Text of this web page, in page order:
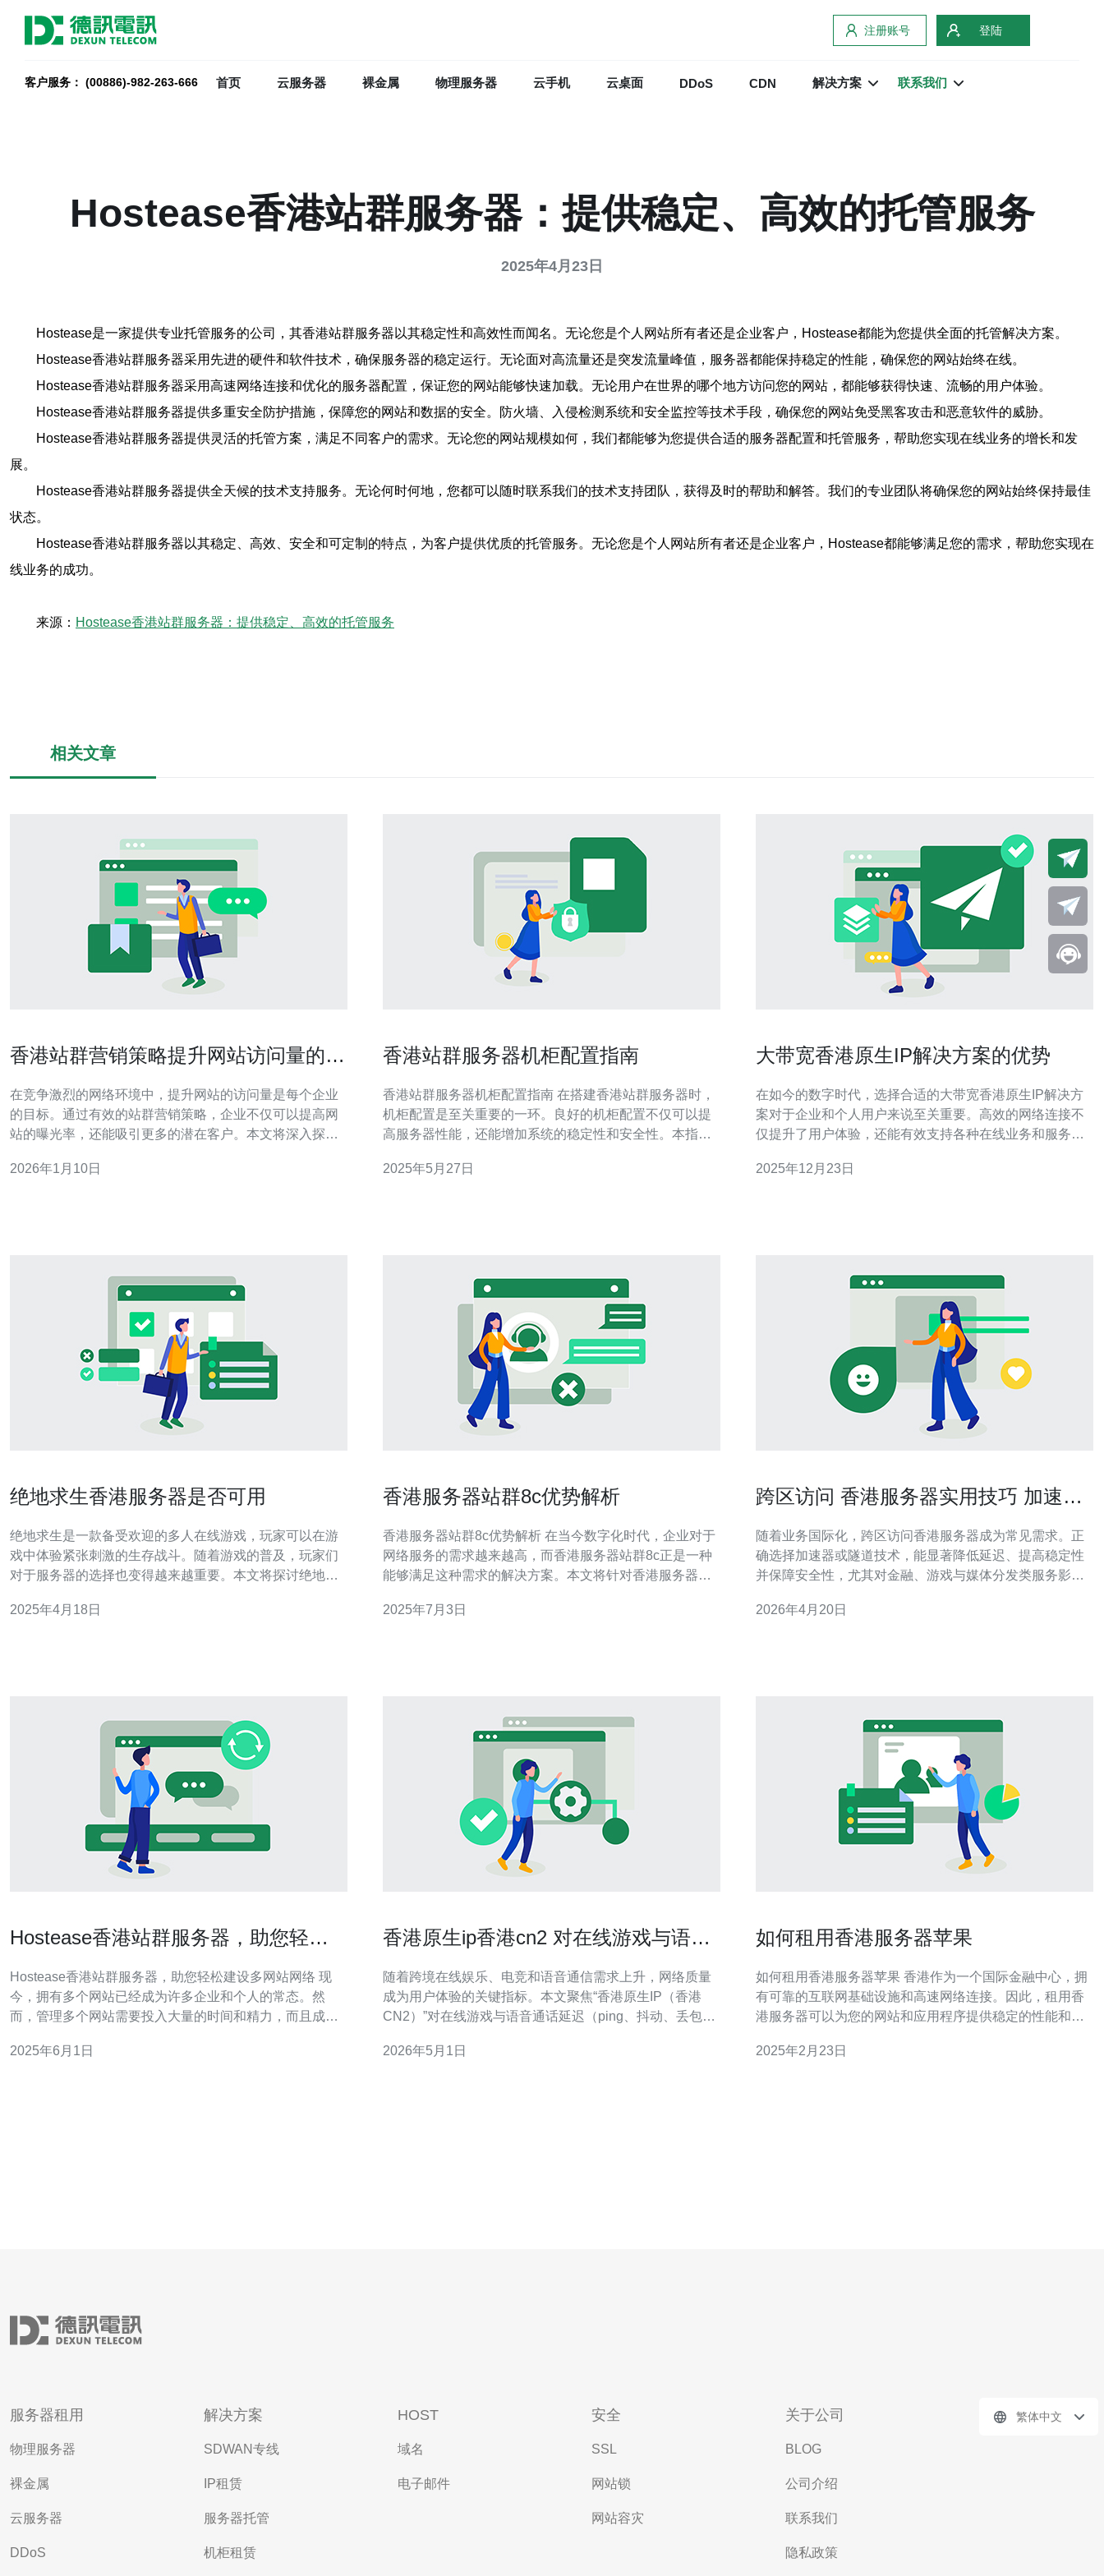
注册账号 登陆
客户服务： (00886)-982-263-666 首页 云服务器 裸金属 物理服务器 云手机 云桌面 DDoS CDN 解决方案 联系我们
Hostease香港站群服务器：提供稳定、高效的托管服务
2025年4月23日
Hostease是一家提供专业托管服务的公司，其香港站群服务器以其稳定性和高效性而闻名。无论您是个人网站所有者还是企业客户，Hostease都能为您提供全面的托管解决方案。
Hostease香港站群服务器采用先进的硬件和软件技术，确保服务器的稳定运行。无论面对高流量还是突发流量峰值，服务器都能保持稳定的性能，确保您的网站始终在线。
Hostease香港站群服务器采用高速网络连接和优化的服务器配置，保证您的网站能够快速加载。无论用户在世界的哪个地方访问您的网站，都能够获得快速、流畅的用户体验。
Hostease香港站群服务器提供多重安全防护措施，保障您的网站和数据的安全。防火墙、入侵检测系统和安全监控等技术手段，确保您的网站免受黑客攻击和恶意软件的威胁。
Hostease香港站群服务器提供灵活的托管方案，满足不同客户的需求。无论您的网站规模如何，我们都能够为您提供合适的服务器配置和托管服务，帮助您实现在线业务的增长和发
展。
Hostease香港站群服务器提供全天候的技术支持服务。无论何时何地，您都可以随时联系我们的技术支持团队，获得及时的帮助和解答。我们的专业团队将确保您的网站始终保持最佳
状态。
Hostease香港站群服务器以其稳定、高效、安全和可定制的特点，为客户提供优质的托管服务。无论您是个人网站所有者还是企业客户，Hostease都能够满足您的需求，帮助您实现在
线业务的成功。
来源： Hostease香港站群服务器：提供稳定、高效的托管服务
相关文章
香港站群营销策略提升网站访问量的有
在竞争激烈的网络环境中，提升网站的访问量是每个企业
的目标。通过有效的站群营销策略，企业不仅可以提高网
站的曝光率，还能吸引更多的潜在客户。本文将深入探讨
提供一系列实用的方法与技巧。 为什么选择站群营销？ 站
2026年1月10日
香港站群服务器机柜配置指南
香港站群服务器机柜配置指南 在搭建香港站群服务器时，
机柜配置是至关重要的一环。良好的机柜配置不仅可以提
高服务器性能，还能增加系统的稳定性和安全性。本指南
需要选择一个合适的机柜。机柜的大小、散热性能、承重
2025年5月27日
大带宽香港原生IP解决方案的优势
在如今的数字时代，选择合适的大带宽香港原生IP解决方
案对于企业和个人用户来说至关重要。高效的网络连接不
仅提升了用户体验，还能有效支持各种在线业务和服务。
了众多用户的首选。本文将从多个角度探讨大带宽香港原
2025年12月23日
绝地求生香港服务器是否可用
绝地求生是一款备受欢迎的多人在线游戏，玩家可以在游
戏中体验紧张刺激的生存战斗。随着游戏的普及，玩家们
对于服务器的选择也变得越来越重要。本文将探讨绝地求
香港作为一个国际化大都市，拥有先进的互联网基础设施
2025年4月18日
香港服务器站群8c优势解析
香港服务器站群8c优势解析 在当今数字化时代，企业对于
网络服务的需求越来越高，而香港服务器站群8c正是一种
能够满足这种需求的解决方案。本文将针对香港服务器站
适用性。 香港作为国际金融中心，拥有先进的网络基础设
2025年7月3日
跨区访问 香港服务器实用技巧 加速器
随着业务国际化，跨区访问香港服务器成为常见需求。正
确选择加速器或隧道技术，能显著降低延迟、提高稳定性
并保障安全性，尤其对金融、游戏与媒体分发类服务影响
由）侧重于业务层面的全局优化，适合静态资源和高并发
2026年4月20日
Hostease香港站群服务器，助您轻松
Hostease香港站群服务器，助您轻松建设多网站网络 现
今，拥有多个网站已经成为许多企业和个人的常态。然
而，管理多个网站需要投入大量的时间和精力，而且成本
设多网站网络的解决方案。 Hostease香港站群服务器可以
2025年6月1日
香港原生ip香港cn2 对在线游戏与语音
随着跨境在线娱乐、电竞和语音通信需求上升，网络质量
成为用户体验的关键指标。本文聚焦“香港原生IP（香港
CN2）”对在线游戏与语音通话延迟（ping、抖动、丢包）
择、CDN与高防DDoS的协同作用等角度进行评估，并给
2026年5月1日
如何租用香港服务器苹果
如何租用香港服务器苹果 香港作为一个国际金融中心，拥
有可靠的互联网基础设施和高速网络连接。因此，租用香
港服务器可以为您的网站和应用程序提供稳定的性能和快
也备受信任。本文将介绍如何租用香港服务器苹果，帮助
2025年2月23日
服务器租用
物理服务器
裸金属
云服务器
DDoS
解决方案
SDWAN专线
IP租赁
服务器托管
机柜租赁
HOST
域名
电子邮件
安全
SSL
网站锁
网站容灾
关于公司
BLOG
公司介绍
联系我们
隐私政策
繁体中文